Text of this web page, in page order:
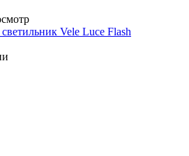
Vele Luce Flash